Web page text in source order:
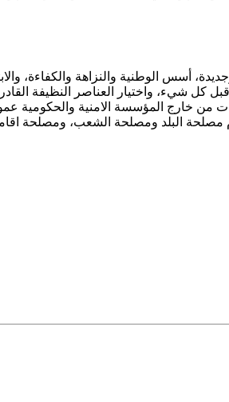
أسس الوطنية والنزاهة والكفاءة،
شيء، واختيار العناصر النظيفة
من خارج المؤسسة الامنية والحكومية
مصلحة البلد ومصلحة الشعب، ومصلحة